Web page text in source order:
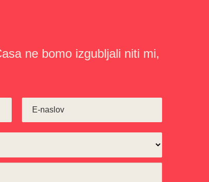
ne bomo izgubljali niti mi,